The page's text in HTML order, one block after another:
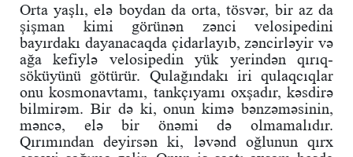
Orta yaşlı, elə boydan da orta, tösvər, bir az da
şişman kimi görünən zənci velosipedini
bayırdakı dayanacaqda çidarlayıb, zəncirləyir və
ağa kefiylə velosipedin yük yerindən qırıq-
söküyünü götürür. Qulağındakı iri qulaqcıqlar
onu kosmonavtamı, tankçıyamı oxşadır, kəsdirə
bilmirəm. Bir də ki, onun kimə bənzəməsinin,
məncə, elə bir önəmi də olmamalıdır.
Qırımından deyirsən ki, ləvənd oğlunun qırx